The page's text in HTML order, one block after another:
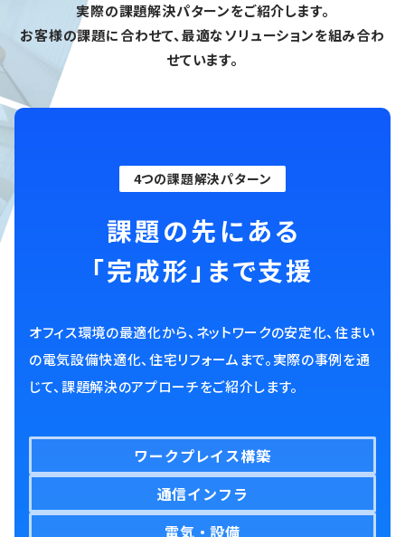
実際の課題解決パターンをご紹介します。
お客様の課題に合わせて、最適なソリューションを組み合わ
せています。
4つの課題解決パターン
課題の先にある
「完成形」まで支援
オフィス環境の最適化から、ネットワークの安定化、住まい
の電気設備快適化、住宅リフォームまで。実際の事例を通
じて、課題解決のアプローチをご紹介します。
ワークプレイス構築
通信インフラ
電気・設備